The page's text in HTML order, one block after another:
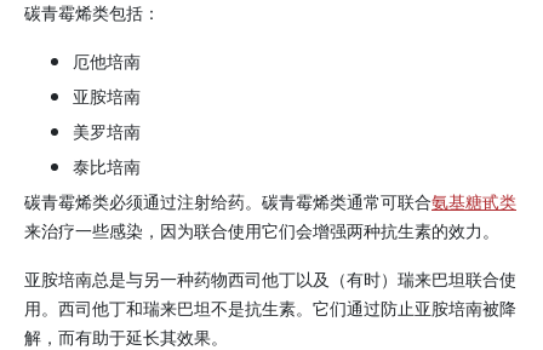
碳青霉烯类包括：
厄他培南
亚胺培南
美罗培南
泰比培南
碳青霉烯类必须通过注射给药。碳青霉烯类通常可联合氨基糖甙类
来治疗一些感染，因为联合使用它们会增强两种抗生素的效力。
亚胺培南总是与另一种药物西司他丁以及（有时）瑞来巴坦联合使
用。西司他丁和瑞来巴坦不是抗生素。它们通过防止亚胺培南被降
解，而有助于延长其效果。